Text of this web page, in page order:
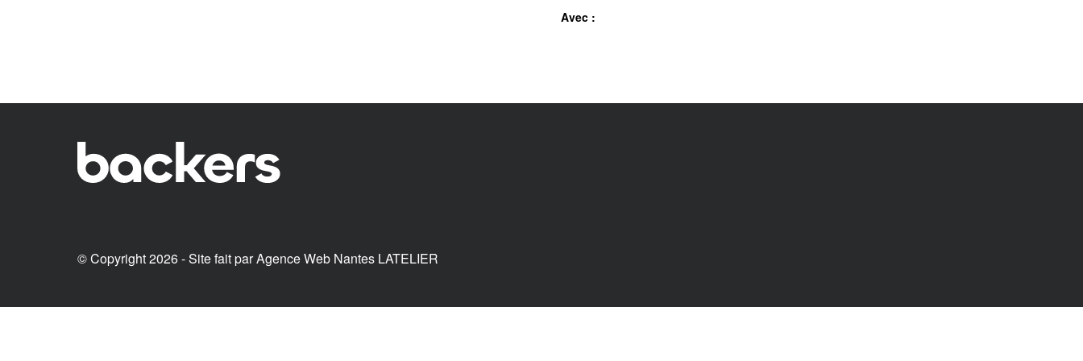
Avec :
© Copyright 2026 - Site fait parAgence Web Nantes LATELIER